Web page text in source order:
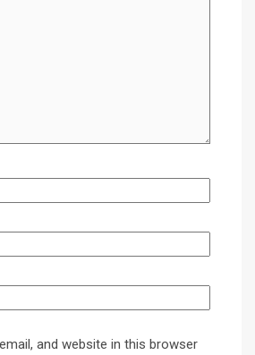
and website in this browser